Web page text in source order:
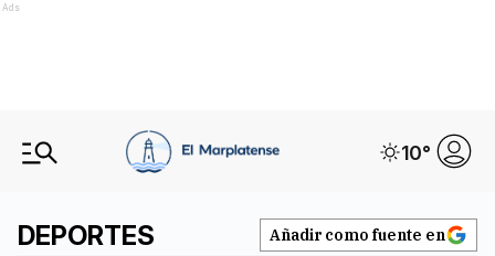
Ads
10°
DEPORTES Añadir como fuente en